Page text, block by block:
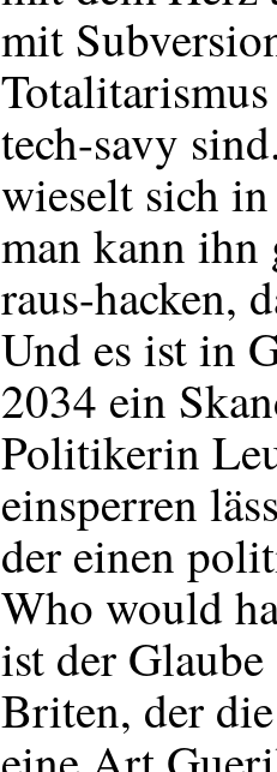
mit
tech-savy
wieselt sich
man kann
raus-hacken,
Und es ist in
2034 ein
Politikerin
einsperren
der einen
Who would
ist der
Briten, der